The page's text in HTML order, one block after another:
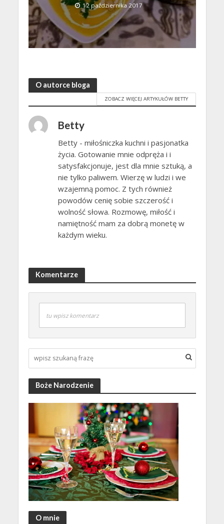
12 października 2017
O autorce bloga
ZOBACZ WIĘCEJ ARTYKUŁÓW BETTY
Betty
Betty - miłośniczka kuchni i pasjonatka
życia. Gotowanie mnie odpręża i i
satysfakcjonuje, jest dla mnie sztuką, a
nie tylko paliwem. Wierzę w ludzi i we
wzajemną pomoc. Z tych również
powodów cenię sobie szczerość i
wolność słowa. Rozmowę, miłość i
namiętność mam za dobrą monetę w
każdym wieku.
Komentarze
tu wpisz komentarz
Boże Narodzenie
O mnie